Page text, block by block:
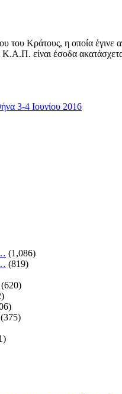
του Κράτους, η οποία
Κ.Α.Π. είναι έσοδα
3-4 Ιουνίου 2016
(1,086)
(819)
(620)
(375)